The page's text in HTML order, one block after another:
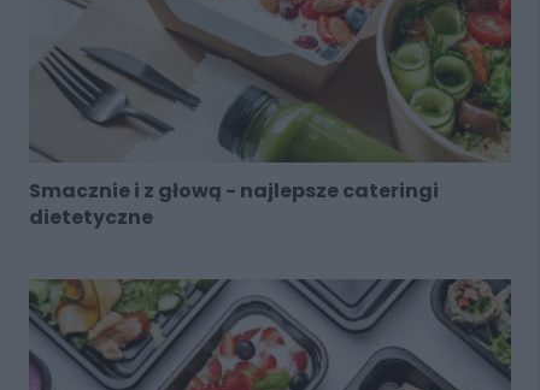
Smacznie i z głową - najlepsze cateringi
dietetyczne